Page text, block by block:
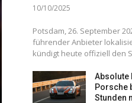
10/10/2025
Potsdam, 26. September
führender Anbieter
kündigt heute offiziell den
Absolute
Porsche
Stunden